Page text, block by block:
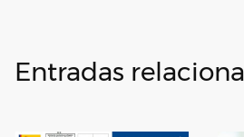
Entradas